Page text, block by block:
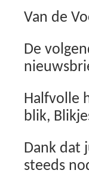
Van de
De
Halfvolle
blik,
Dank dat
steeds